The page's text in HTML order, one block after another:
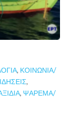
, ΚΟΙΝΩΝΊΑ/
,
, ΨΆΡΕΜΑ/